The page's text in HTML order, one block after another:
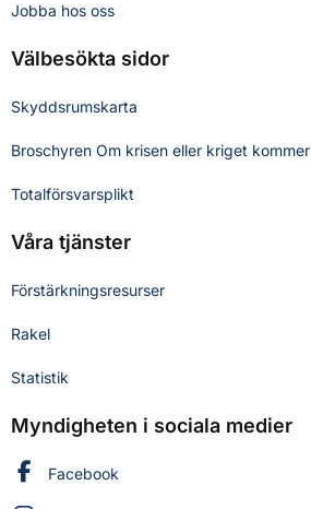
Jobba hos oss
Välbesökta sidor
Skyddsrumskarta
Broschyren Om krisen eller kriget kommer
Totalförsvarsplikt
Våra tjänster
Förstärkningsresurser
Rakel
Statistik
Myndigheten i sociala medier
Myndigheten för civilt försvar på
Facebook